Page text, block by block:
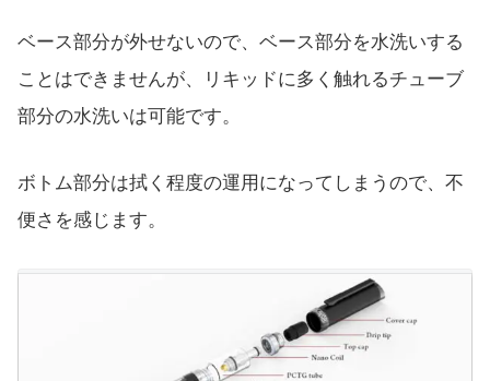
ベース部分が外せないので、ベース部分を水洗いする
ことはできませんが、リキッドに多く触れるチューブ
部分の水洗いは可能です。
ボトム部分は拭く程度の運用になってしまうので、不
便さを感じます。